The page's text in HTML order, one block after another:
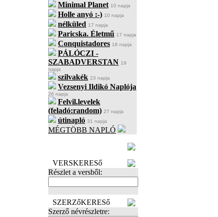
Minimal Planet 10 napja
Holle anyó :-) 10 napja
nélküled 17 napja
Paricska. Életmű 17 napja
Conquistadores 18 napja
PÁLÓCZI -
SZABADVERSTAN 19
napja
szilvakék 23 napja
Vezsenyi Ildikó Naplója
26 napja
Felvil.levelek
(feladó:random) 27 napja
útinapló 31 napja
MÉGTÖBB NAPLÓ
VERSKERESő
Részlet a versből:
SZERZőKERESő
Szerző névrészletre: